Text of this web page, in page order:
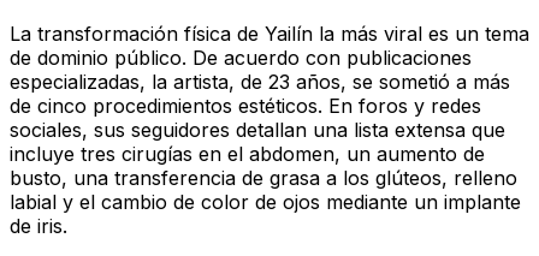
La transformación física de Yailín la más viral es un tema
de dominio público. De acuerdo con publicaciones
especializadas, la artista, de 23 años, se sometió a más
de cinco procedimientos estéticos. En foros y redes
sociales, sus seguidores detallan una lista extensa que
incluye tres cirugías en el abdomen, un aumento de
busto, una transferencia de grasa a los glúteos, relleno
labial y el cambio de color de ojos mediante un implante
de iris.